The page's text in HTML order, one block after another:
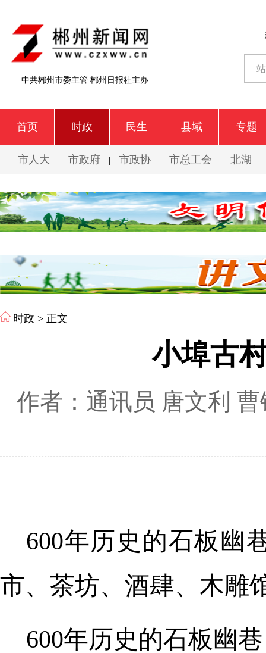
中共郴州市委主管 郴州日报社主办
首页 时政 民生 县域 专题
市人大 | 市政府 | 市政协 | 市总工会 | 北湖 |
时政 > 正文
小埠古
作者：通讯员 唐文利
600年历史的石板幽
市、茶坊、酒肆、木
600年历史的石板幽